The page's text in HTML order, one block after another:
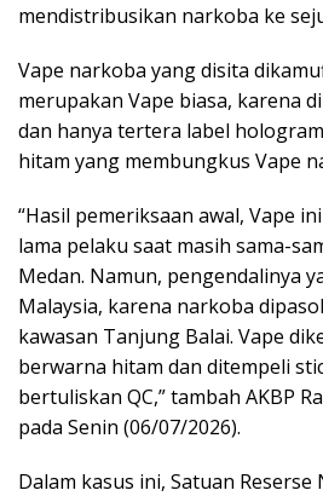
mendistribusikan narkoba ke
Vape narkoba yang disita
merupakan Vape biasa, karena
dan hanya tertera label
hitam yang membungkus Vape
“Hasil pemeriksaan awal, Vape
lama pelaku saat masih sama-
Medan. Namun, pengendalinya
Malaysia, karena narkoba
kawasan Tanjung Balai. Vape
berwarna hitam dan ditempeli
bertuliskan QC,” tambah AKBP
pada Senin (06/07/2026).
Dalam kasus ini, Satuan Reserse